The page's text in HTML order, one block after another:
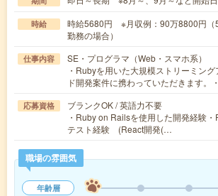
時給
時給5680円 ※月収例：90万8800円（
勤務の場合）
仕事内容
SE・プログラマ（Web・スマホ系）
・Rubyを用いた大規模ストリーミン
ド開発案件に携わっていただきます。
応募資格
ブランクOK / 英語力不要
・Ruby on Railsを使用した開発経験
テスト経験 (React開発(…
職場の雰囲気
年齢層